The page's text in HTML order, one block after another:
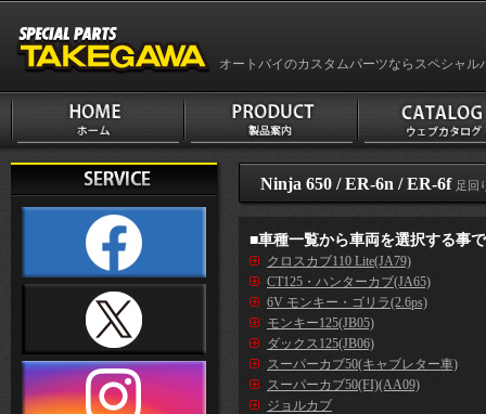
オートバイのカスタムパーツならスペシャル
Ninja 650 / ER-6n / ER-6f 足回
■車種一覧から車両を選択する事
クロスカブ110 Lite(JA79)
CT125・ハンターカブ(JA65)
6V モンキー・ゴリラ(2.6ps)
モンキー125(JB05)
ダックス125(JB06)
スーパーカブ50(キャブレター車)
スーパーカブ50(FI)(AA09)
ジョルカブ